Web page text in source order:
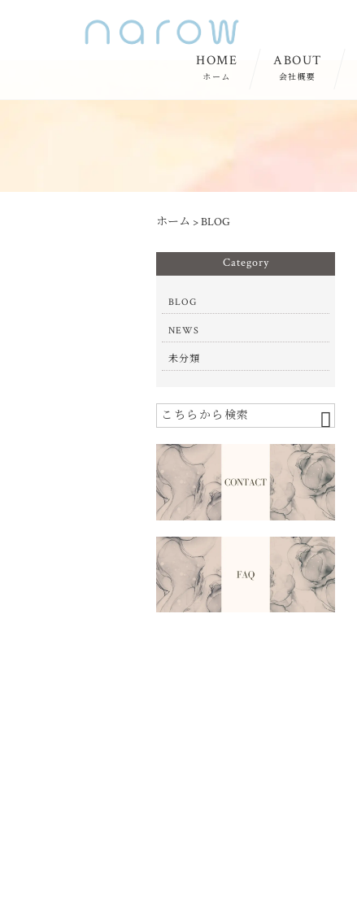
HOME
ホーム
ABOUT
会社概要
ホーム >BLOG
Category
BLOG
NEWS
未分類